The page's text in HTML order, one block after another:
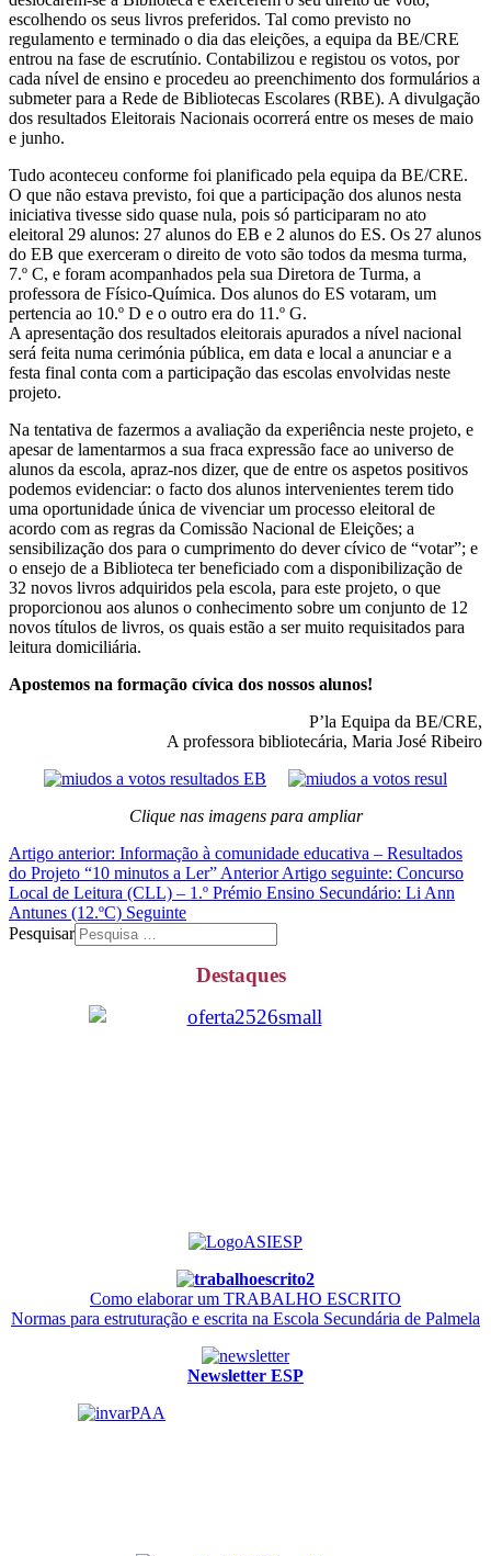
escolhendo os seus livros preferidos. Tal como previsto no
regulamento e terminado o dia das eleições, a equipa da BE/CRE
entrou na fase de escrutínio. Contabilizou e registou os votos, por
cada nível de ensino e procedeu ao preenchimento dos formulários a
submeter para a Rede de Bibliotecas Escolares (RBE). A divulgação
dos resultados Eleitorais Nacionais ocorrerá entre os meses de maio
e junho.
Tudo aconteceu conforme foi planificado pela equipa da BE/CRE.
O que não estava previsto, foi que a participação dos alunos nesta
iniciativa tivesse sido quase nula, pois só participaram no ato
eleitoral 29 alunos: 27 alunos do EB e 2 alunos do ES. Os 27 alunos
do EB que exerceram o direito de voto são todos da mesma turma,
7.º C, e foram acompanhados pela sua Diretora de Turma, a
professora de Físico-Química. Dos alunos do ES votaram, um
pertencia ao 10.º D e o outro era do 11.º G.
A apresentação dos resultados eleitorais apurados a nível nacional
será feita numa cerimónia pública, em data e local a anunciar e a
festa final conta com a participação das escolas envolvidas neste
projeto.
Na tentativa de fazermos a avaliação da experiência neste projeto, e
apesar de lamentarmos a sua fraca expressão face ao universo de
alunos da escola, apraz-nos dizer, que de entre os aspetos positivos
podemos evidenciar: o facto dos alunos intervenientes terem tido
uma oportunidade única de vivenciar um processo eleitoral de
acordo com as regras da Comissão Nacional de Eleições; a
sensibilização dos para o cumprimento do dever cívico de “votar”; e
o ensejo de a Biblioteca ter beneficiado com a disponibilização de
32 novos livros adquiridos pela escola, para este projeto, o que
proporcionou aos alunos o conhecimento sobre um conjunto de 12
novos títulos de livros, os quais estão a ser muito requisitados para
leitura domiciliária.
Apostemos na formação cívica dos nossos alunos!
P’la Equipa da BE/CRE,
A professora bibliotecária, Maria José Ribeiro
Clique nas imagens para ampliar
Artigo anterior: Informação à comunidade educativa – Resultados
do Projeto “10 minutos a Ler” Anterior Artigo seguinte: Concurso
Local de Leitura (CLL) – 1.º Prémio Ensino Secundário: Li Ann
Antunes (12.ºC) Seguinte
Pesquisar
Destaques
Como elaborar um TRABALHO ESCRITO
Normas para estruturação e escrita na Escola Secundária de Palmela
Newsletter ESP